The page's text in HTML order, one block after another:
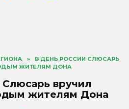
»
В ДЕНЬ РОССИИ СЛЮСАРЬ
ЖИТЕЛЯМ ДОНА
вручил
жителям Дона